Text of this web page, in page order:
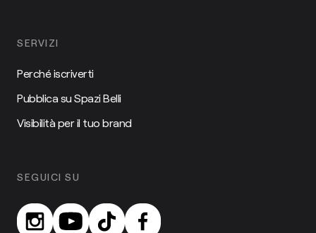
SERVIZI
Perché iscriverti
Pubblica su Spazi Belli
Visibilità per il tuo brand
SEGUICI SU